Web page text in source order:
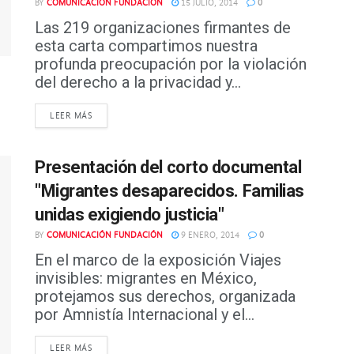
BY COMUNICACIÓN FUNDACIÓN 15 JULIO, 2014 0
Las 219 organizaciones firmantes de
esta carta compartimos nuestra
profunda preocupación por la violación
del derecho a la privacidad y...
LEER MÁS
Presentación del corto documental
"Migrantes desaparecidos. Familias
unidas exigiendo justicia"
BY COMUNICACIÓN FUNDACIÓN 9 ENERO, 2014 0
En el marco de la exposición Viajes
invisibles: migrantes en México,
protejamos sus derechos, organizada
por Amnistía Internacional y el...
LEER MÁS